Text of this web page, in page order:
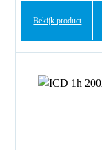
Bekijk product